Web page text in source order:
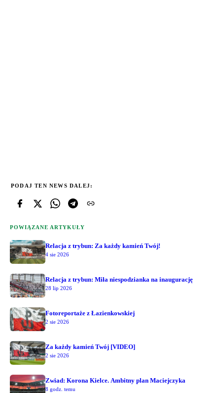
PODAJ TEN NEWS DALEJ:
POWIĄZANE ARTYKUŁY
Relacja z trybun: Za każdy kamień Twój!
4 sie 2026
Relacja z trybun: Miła niespodzianka na inaugurację
28 lip 2026
Fotoreportaże z Łazienkowskiej
2 sie 2026
Za każdy kamień Twój [VIDEO]
2 sie 2026
Zwiad: Korona Kielce. Ambitny plan Maciejczyka
8 godz. temu